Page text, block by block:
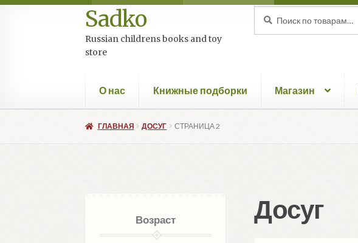
Перейти
к
навигации
Перейти
к
содержимому
Sadko
Russian childrens books and toy
store
О нас Книжные подборки Магазин
ГЛАВНАЯ ДОСУГ СТРАНИЦА 2
Досуг
Возраст